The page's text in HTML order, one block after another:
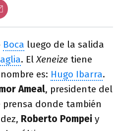
Boca luego de la salida
. ElXeneize tiene
es: Hugo Ibarra.
Ameal, presidente del
donde también
Roberto Pompei y